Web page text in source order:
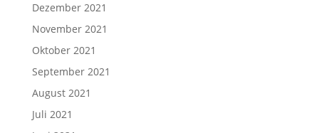
Dezember 2021
November 2021
Oktober 2021
September 2021
August 2021
Juli 2021